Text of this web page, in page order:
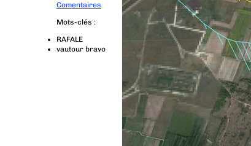
Comentaires
Mots-clés :
RAFALE
vautour bravo